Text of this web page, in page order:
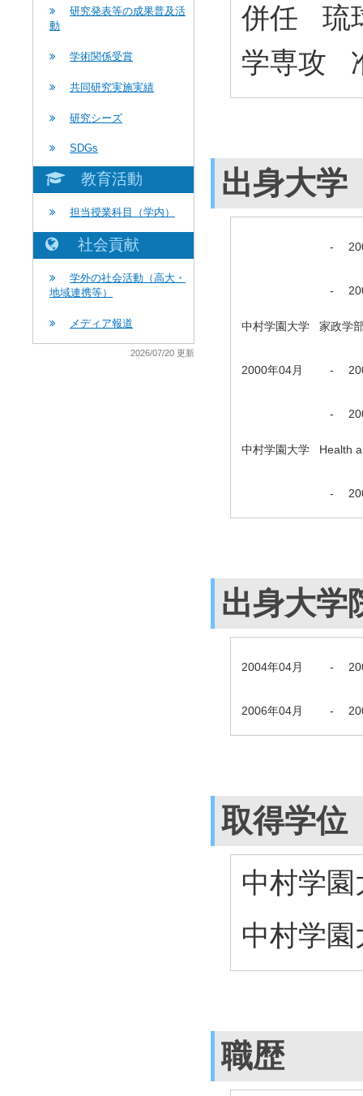
研究発表等の成果普及活
動
学術関係受賞
共同研究実施実績
研究シーズ
SDGs
教育活動
担当授業科目（学内）
社会貢献
学外の社会活動（高大・
地域連携等）
メディア報道
2026/07/20 更新
併任 琉
学専攻
出身大学
-
-
中村学園大学 家政学
2000年04月 -
-
中村学園大学 Health
-
出身大学
2004年04月 -
2006年04月 -
取得学位
中村学
中村学
職歴